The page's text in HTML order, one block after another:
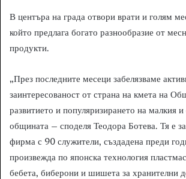
В центъра на града отвори врати и голям
който предлага богато разнообразие от
продукти.
„През последните месеци забелязваме
заинтересованост от страна на кмета на
развитието и популяризирането на малкия
общината – споделя Теодора Ботева. Тя е
фирма с 90 служители, създадена преди
произвежда по японска технология
бебета, биберони и шишета за хранителни